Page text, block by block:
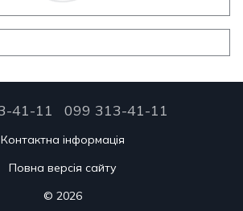
41-11 099 313-41-11
Контактна інформація
Повна версія сайту
© 2026